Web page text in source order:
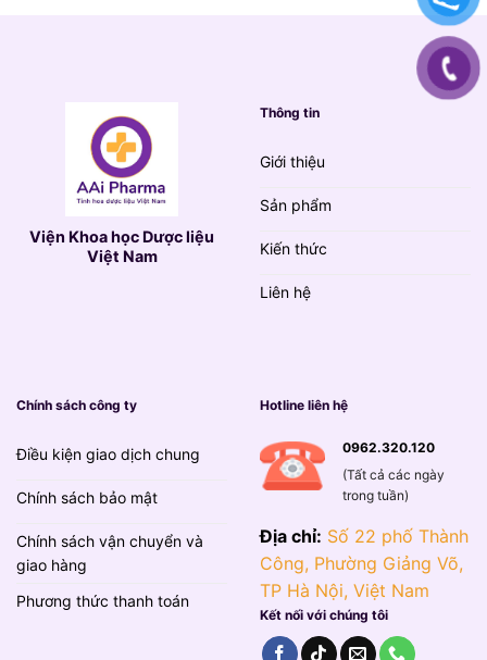
Viện Khoa học Dược liệu
Việt Nam
Thông tin
Giới thiệu
Sản phẩm
Kiến thức
Liên hệ
Chính sách công ty
Điều kiện giao dịch chung
Chính sách bảo mật
Chính sách vận chuyển và
giao hàng
Phương thức thanh toán
Hotline liên hệ
0962.320.120
(Tất cả các ngày
trong tuần)
Địa chỉ: Số 22 phố Thành
Công, Phường Giảng Võ,
TP Hà Nội, Việt Nam
Kết nối với chúng tôi